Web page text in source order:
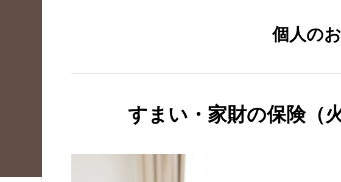
個人の
すまい・家財の保険（